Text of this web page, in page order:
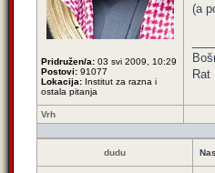
Pridružen/a: 03 svi 2009, 10:29
Postovi: 91077
Lokacija: Institut za razna i
ostala pitanja
(a
Rat
Vrh
dudu